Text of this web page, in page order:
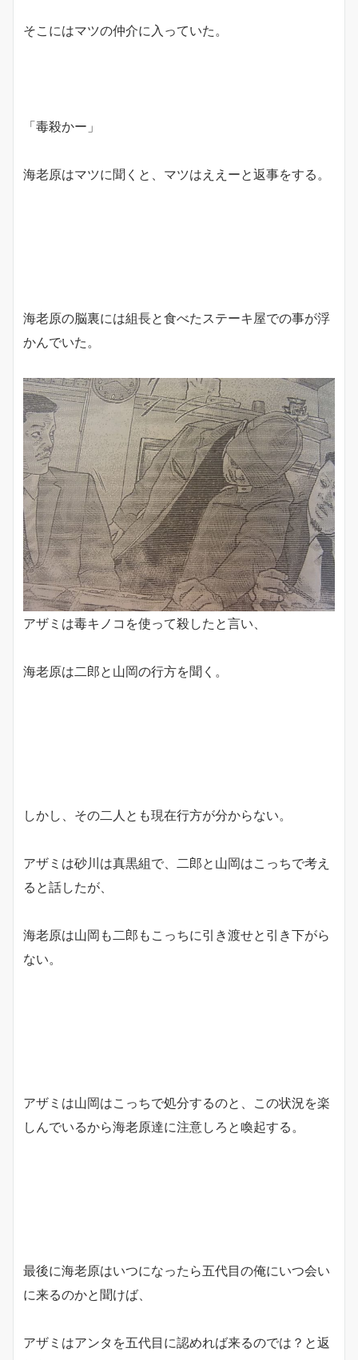
そこにはマツの仲介に入っていた。
「毒殺かー」
海老原はマツに聞くと、マツはええーと返事をする。
海老原の脳裏には組長と食べたステーキ屋での事が浮
かんでいた。
アザミは毒キノコを使って殺したと言い、
海老原は二郎と山岡の行方を聞く。
しかし、その二人とも現在行方が分からない。
アザミは砂川は真黒組で、二郎と山岡はこっちで考え
ると話したが、
海老原は山岡も二郎もこっちに引き渡せと引き下がら
ない。
アザミは山岡はこっちで処分するのと、この状況を楽
しんでいるから海老原達に注意しろと喚起する。
最後に海老原はいつになったら五代目の俺にいつ会い
に来るのかと聞けば、
アザミはアンタを五代目に認めれば来るのでは？と返